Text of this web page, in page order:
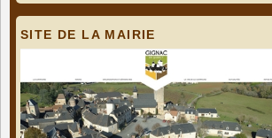
SITE DE LA MAIRIE